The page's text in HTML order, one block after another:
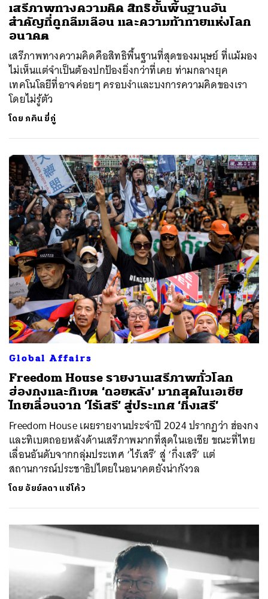
เสรีภาพทางความคิด สิทธิขั้นพื้นฐานอัน
สำคัญที่ถูกลืมเลือน และความท้าทายแห่งโลก
อนาคต
เสรีภาพทางความคิดคือสิทธิพื้นฐานที่สุดของมนุษย์ ที่แม้มอง
ไม่เห็นแต่จำเป็นต้องปกป้องยิ่งกว่าที่เคย ท่ามกลางยุค
เทคโนโลยีที่อาจค่อยๆ ครอบงำและบงการความคิดของเรา
โดยไม่รู้ตัว
โดย ภคิน ยี่ภู่
Global Affairs
Freedom House รายงานเสรีภาพทั่วโลก
ฮ่องกงและทิเบต ‘ถอยหลัง’ มากสุดในเอเชีย
ไทยเลื่อนจาก ‘ไร้เสรี’ สู่ประเทศ ‘กึ่งเสรี’
Freedom House เผยรายงานประจำปี 2024 ปรากฏว่า ฮ่องกง
และทิเบตถอยหลังด้านเสรีภาพมากที่สุดในเอเชีย ขณะที่ไทย
เลื่อนอันดับจากกลุ่มประเทศ ‘ไร้เสรี’ สู่ ‘กึ่งเสรี’ แต่
สถานการณ์ประชาธิปไตยในอนาคตยังน่ากังวล
โดย อัยย์ลดา แซ่โค้ว